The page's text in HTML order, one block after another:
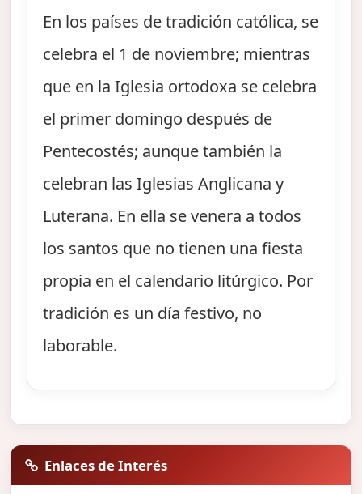
En los países de tradición católica, se
celebra el 1 de noviembre; mientras
que en la Iglesia ortodoxa se celebra
el primer domingo después de
Pentecostés; aunque también la
celebran las Iglesias Anglicana y
Luterana. En ella se venera a todos
los santos que no tienen una fiesta
propia en el calendario litúrgico. Por
tradición es un día festivo, no
laborable.
Enlaces de Interés